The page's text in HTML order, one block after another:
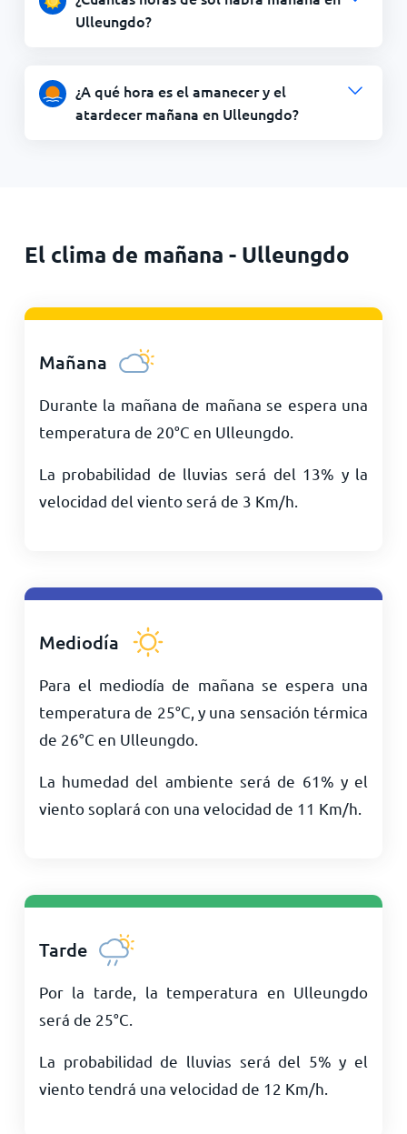
Ulleungdo?
¿A qué hora es el amanecer y el
atardecer mañana en Ulleungdo?
El clima de mañana - Ulleungdo
Mañana
Durante la mañana de mañana se espera una
temperatura de 20°C en Ulleungdo.
La probabilidad de lluvias será del 13% y la
velocidad del viento será de 3 Km/h
Mediodía
Para el mediodía de mañana se espera una
temperatura de 25°C , y una sensación térmica
de 26°C en Ulleungdo.
La humedad del ambiente será de 61% y el
viento soplará con una velocidad de 11 Km/h
Tarde
Por la tarde, la temperatura en Ulleungdo
será de 25°C
La probabilidad de lluvias será del 5% y el
viento tendrá una velocidad de 12 Km/h